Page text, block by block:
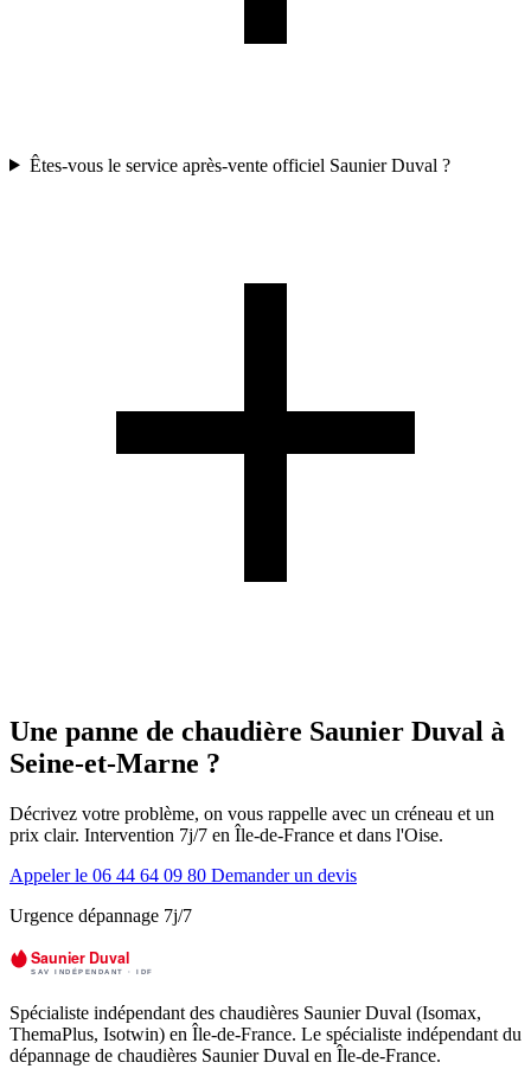
Êtes-vous le service après-vente officiel Saunier Duval ?
Une panne de chaudière Saunier Duval à
Seine-et-Marne ?
Décrivez votre problème, on vous rappelle avec un créneau et un
prix clair. Intervention 7j/7 en Île-de-France et dans l'Oise.
Appeler le 06 44 64 09 80 Demander un devis
Urgence dépannage 7j/7
Spécialiste indépendant des chaudières Saunier Duval (Isomax,
ThemaPlus, Isotwin) en Île-de-France. Le spécialiste indépendant du
dépannage de chaudières Saunier Duval en Île-de-France.